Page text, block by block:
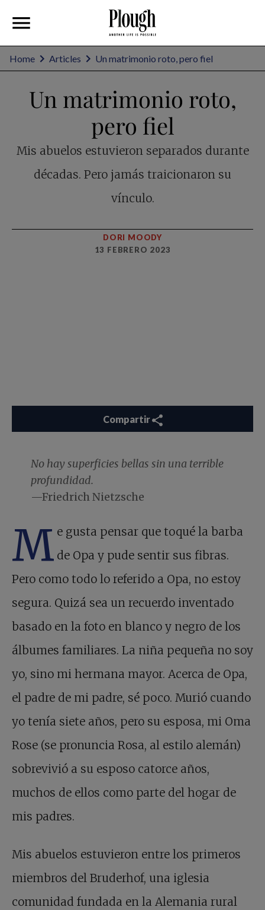
Home Articles Un matrimonio roto, pero fiel
Un matrimonio roto,
pero fiel
Mis abuelos estuvieron separados durante
décadas. Pero jamás traicionaron su
vínculo.
DORI MOODY
13 FEBRERO 2023
Compartir
No hay superficies bellas sin una terrible
profundidad.
—Friedrich Nietzsche
M e gusta pensar que toqué la barba
de Opa y pude sentir sus fibras.
Pero como todo lo referido a Opa, no estoy
segura. Quizá sea un recuerdo inventado
basado en la foto en blanco y negro de los
álbumes familiares. La niña pequeña no soy
yo, sino mi hermana mayor. Acerca de Opa,
el padre de mi padre, sé poco. Murió cuando
yo tenía siete años, pero su esposa, mi Oma
Rose (se pronuncia Rosa, al estilo alemán)
sobrevivió a su esposo catorce años,
muchos de ellos como parte del hogar de
mis padres.
Mis abuelos estuvieron entre los primeros
miembros del Bruderhof, una iglesia
comunidad fundada en la Alemania rural